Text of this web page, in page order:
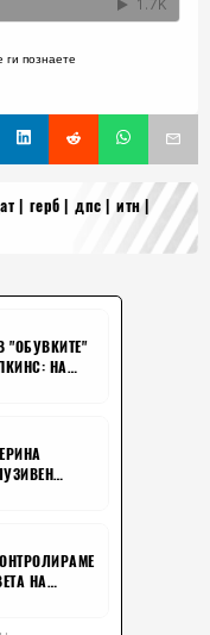
познаете
герб дпс
итн